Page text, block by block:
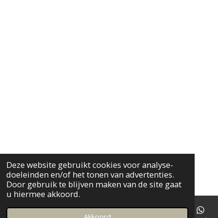
Deze website gebruikt cookies voor analyse-
doeleinden en/of het tonen van advertenties.
Door gebruik te blijven maken van de site gaat
u hiermee akkoord.